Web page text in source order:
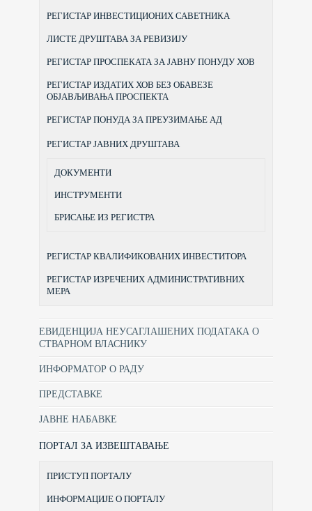
РЕГИСТАР ИНВЕСТИЦИОНИХ САВЕТНИКА
ЛИСТЕ ДРУШТАВА ЗА РЕВИЗИЈУ
РЕГИСТАР ПРОСПЕКАТА ЗА ЈАВНУ ПОНУДУ ХОВ
РЕГИСТАР ИЗДАТИХ ХОВ БЕЗ ОБАВЕЗЕ
ОБЈАВЉИВАЊА ПРОСПЕКТА
РЕГИСТАР ПОНУДА ЗА ПРЕУЗИМАЊЕ АД
РЕГИСТАР ЈАВНИХ ДРУШТАВА
ДОКУМЕНТИ
ИНСТРУМЕНТИ
БРИСАЊЕ ИЗ РЕГИСТРА
РЕГИСТАР КВАЛИФИКОВАНИХ ИНВЕСТИТОРА
РЕГИСТАР ИЗРЕЧЕНИХ АДМИНИСТРАТИВНИХ
МЕРА
ЕВИДЕНЦИЈА НЕУСАГЛАШЕНИХ ПОДАТАКА О
СТВАРНОМ ВЛАСНИКУ
ИНФОРМАТОР О РАДУ
ПРЕДСТАВКЕ
ЈАВНЕ НАБАВКЕ
ПОРТАЛ ЗА ИЗВЕШТАВАЊЕ
ПРИСТУП ПОРТАЛУ
ИНФОРМАЦИЈЕ О ПОРТАЛУ